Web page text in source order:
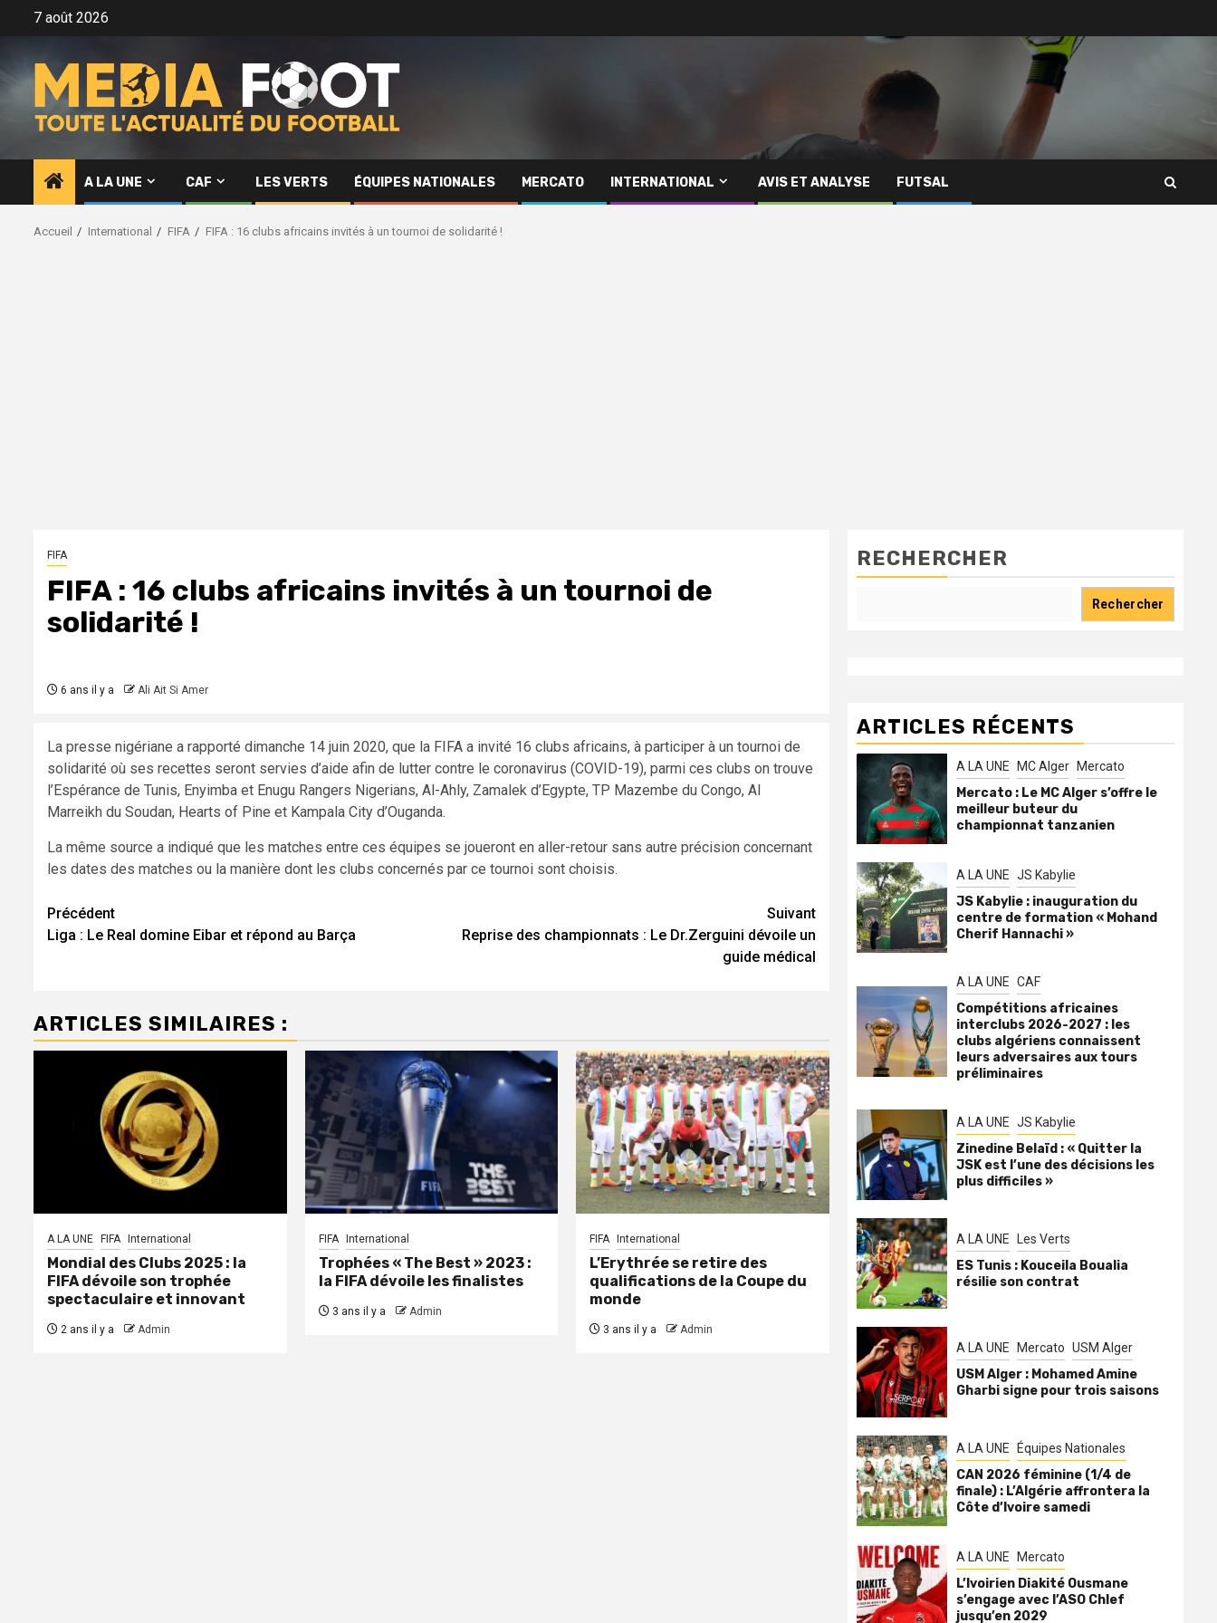
7 août 2026
A LA UNE CAF LES VERTS ÉQUIPES NATIONALES MERCATO INTERNATIONAL AVIS ET ANALYSE FUTSAL
Accueil International FIFA FIFA : 16 clubs africains invités à un tournoi de solidarité !
FIFA
FIFA : 16 clubs africains invités à un tournoi de
solidarité !
6 ans il y a Ali Ait Si Amer
La presse nigériane a rapporté dimanche 14 juin 2020, que la FIFA a invité 16 clubs africains, à participer à un tournoi de
solidarité où ses recettes seront servies d’aide afin de lutter contre le coronavirus (COVID-19), parmi ces clubs on trouve
l’Espérance de Tunis, Enyimba et Enugu Rangers Nigerians, Al-Ahly, Zamalek d’Egypte, TP Mazembe du Congo, Al
Marreikh du Soudan, Hearts of Pine et Kampala City d’Ouganda.
La même source a indiqué que les matches entre ces équipes se joueront en aller-retour sans autre précision concernant
les dates des matches ou la manière dont les clubs concernés par ce tournoi sont choisis.
Navigation
d’article
Précédent
Liga : Le Real domine Eibar et répond au Barça
Suivant
Reprise des championnats : Le Dr.Zerguini dévoile un
guide médical
ARTICLES SIMILAIRES :
A LA UNE FIFA International
Mondial des Clubs 2025 : la
FIFA dévoile son trophée
spectaculaire et innovant
2 ans il y a Admin
FIFA International
Trophées « The Best » 2023 :
la FIFA dévoile les finalistes
3 ans il y a Admin
FIFA International
L’Erythrée se retire des
qualifications de la Coupe du
monde
3 ans il y a Admin
RECHERCHER
Rechercher
ARTICLES RÉCENTS
A LA UNE MC Alger Mercato
Mercato : Le MC Alger s’offre le
meilleur buteur du
championnat tanzanien
A LA UNE JS Kabylie
JS Kabylie : inauguration du
centre de formation « Mohand
Cherif Hannachi »
A LA UNE CAF
Compétitions africaines
interclubs 2026-2027 : les
clubs algériens connaissent
leurs adversaires aux tours
préliminaires
A LA UNE JS Kabylie
Zinedine Belaïd : « Quitter la
JSK est l’une des décisions les
plus difficiles »
A LA UNE Les Verts
ES Tunis : Kouceila Boualia
résilie son contrat
A LA UNE Mercato USM Alger
USM Alger : Mohamed Amine
Gharbi signe pour trois saisons
A LA UNE Équipes Nationales
CAN 2026 féminine (1/4 de
finale) : L’Algérie affrontera la
Côte d’Ivoire samedi
A LA UNE Mercato
L’Ivoirien Diakité Ousmane
s’engage avec l’ASO Chlef
jusqu’en 2029